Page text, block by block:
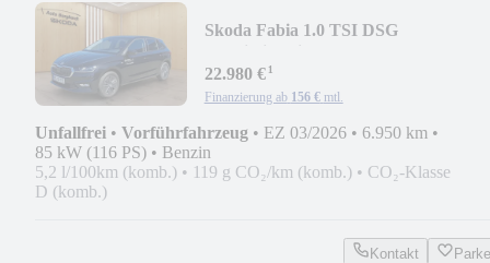
Skoda Fabia 1.0 TSI DSG
22.980 €¹
Finanzierung ab 156 € mtl.
Unfallfrei • Vorführfahrzeug • EZ 03/2026 • 6.950 km •
85 kW (116 PS) • Benzin
5,2 l/100km (komb.) • 119 g CO₂/km (komb.) • CO₂-Klasse
D (komb.)
Kontakt